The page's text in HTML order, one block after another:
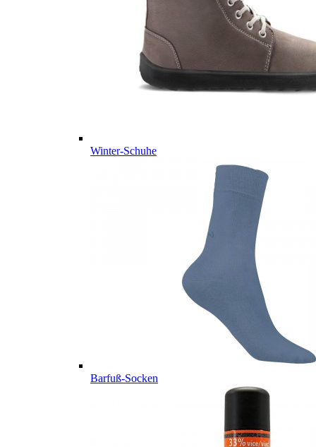
Winter-Schuhe
Barfuß-Socken